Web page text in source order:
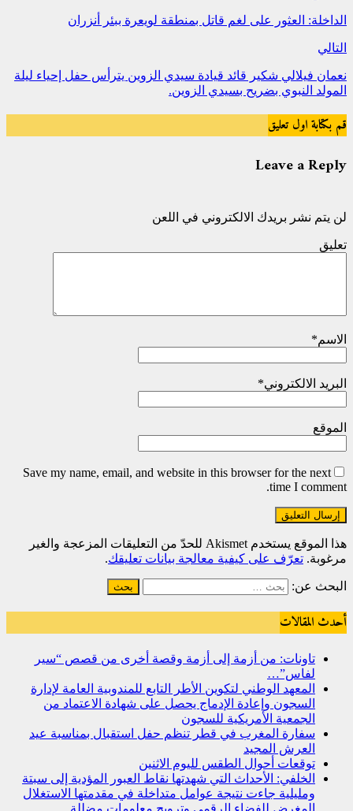
الداخلة: العثور على لغم قاتل بمنطقة لويعرة ببئر أنزران
التالي
نعمان فيلالي شكير قائد قيادة سيدي الزوين يترأس حفل إحياء ليلة
المولد النبوي بضريح بسيدي الزوين.
قم بكتابة اول تعليق
Leave a Reply
لن يتم نشر بريدك الالكتروني في اللعن
تعليق
الاسم*
البريد الالكتروني*
الموقع
Save my name, email, and website in this browser for the next
time I comment.
هذا الموقع يستخدم Akismet للحدّ من التعليقات المزعجة والغير
مرغوبة. تعرّف على كيفية معالجة بيانات تعليقك.
البحث عن:
أحدث المقالات
تاونات: من أزمة إلى أزمة وقصة أخرى من قصص “سير
لفاس”…
المعهد الوطني لتكوين الأطر التابع للمندوبية العامة لإدارة
السجون وإعادة الإدماج يحصل على شهادة الاعتماد من
الجمعية الأمريكية للسجون
سفارة المغرب في قطر تنظم حفل استقبال بمناسبة عيد
العرش المجيد
توقعات أحوال الطقس لليوم الاثنين
الخلفي: الأحداث التي شهدتها نقاط العبور المؤدية إلى سبتة
ومليلية جاءت نتيجة عوامل متداخلة في مقدمتها الاستغلال
المغرض للفضاء الرقمي وترويج معلومات مضللة